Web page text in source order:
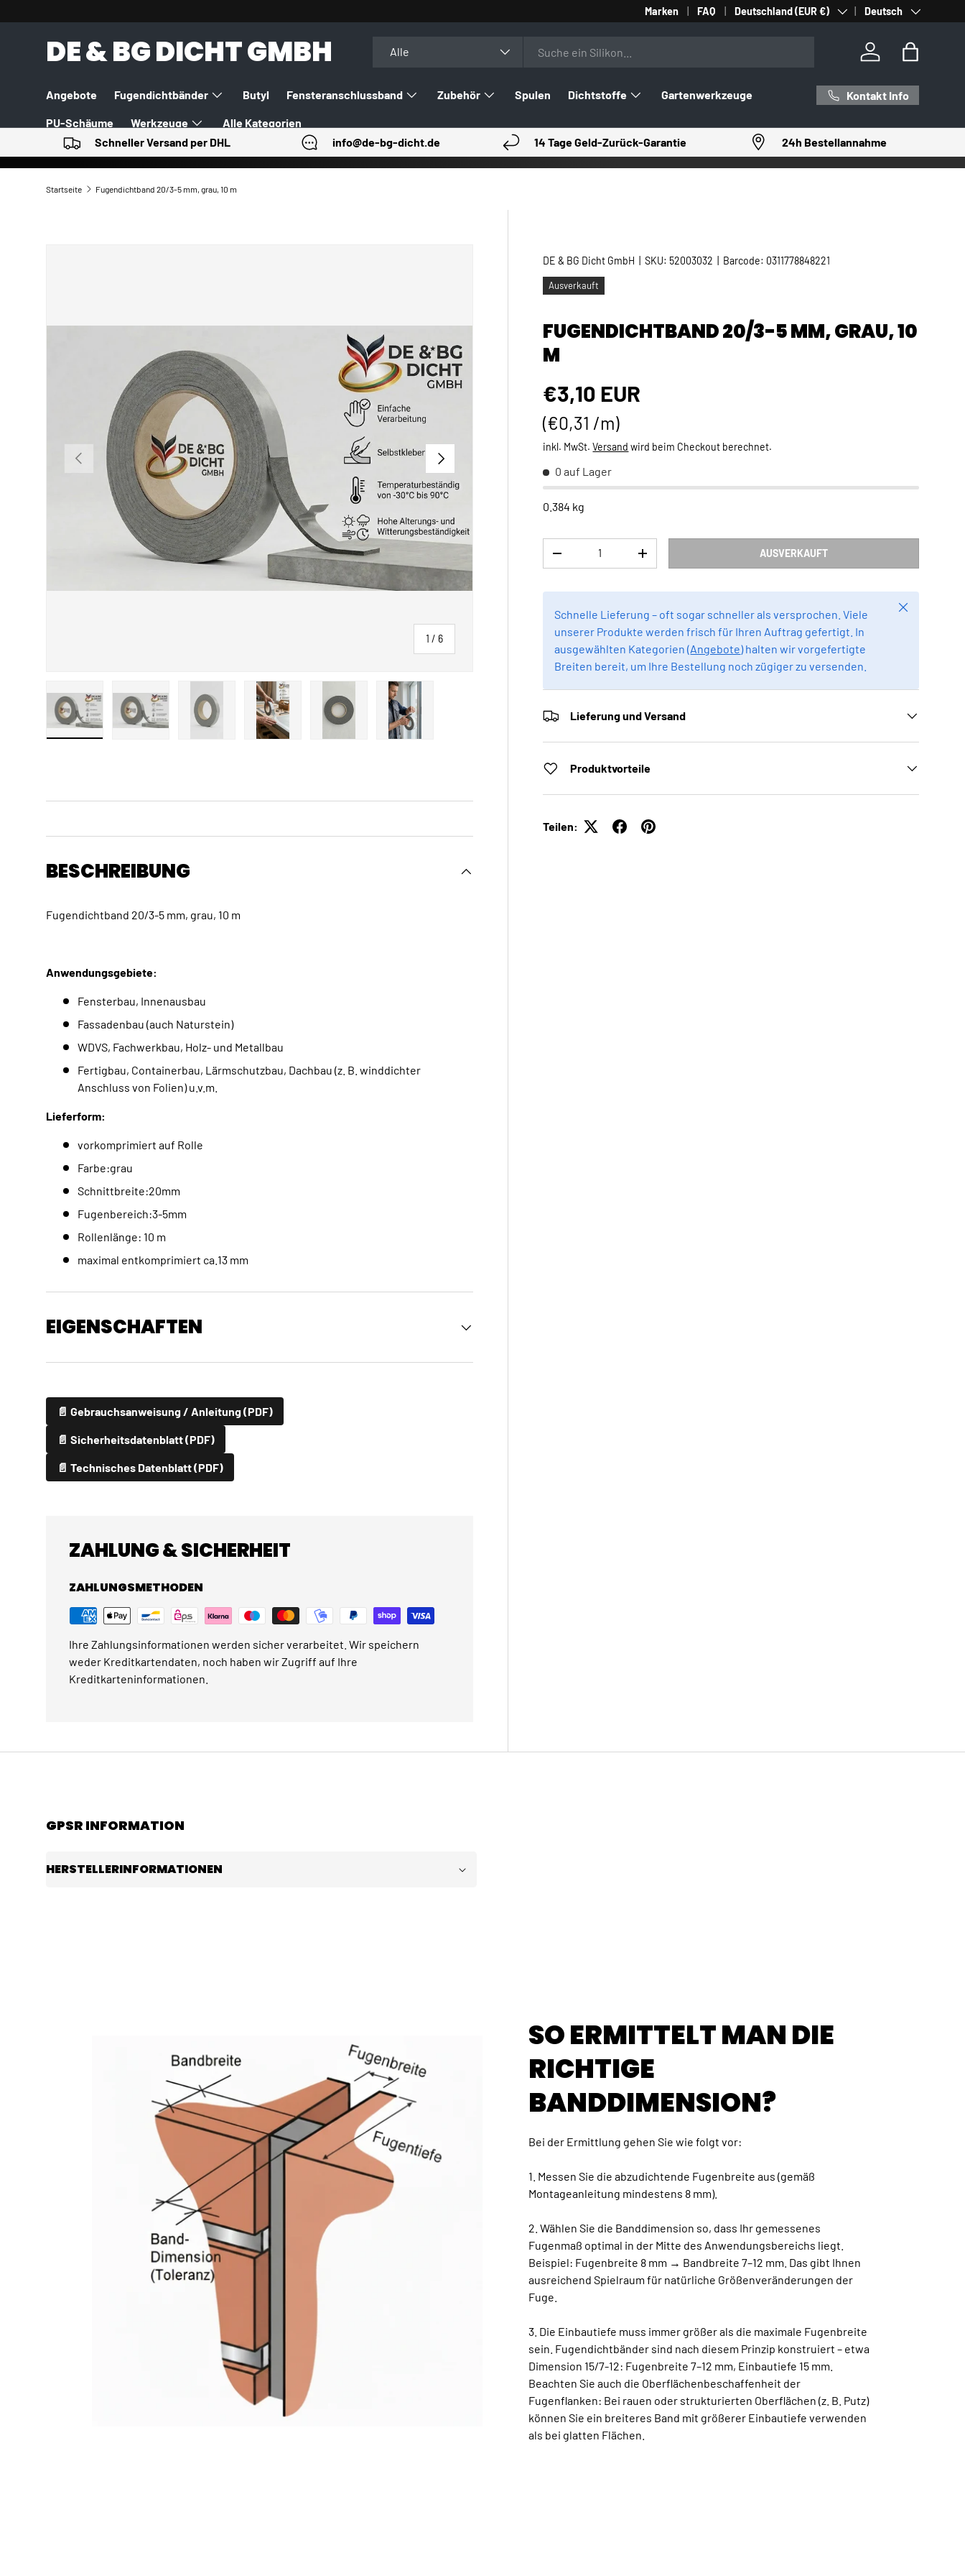
DIREKT ZUM INHALT
Marken FAQ Land/Region
Deutschland (EUR €) SpracheDeutsch
DE & BG DICHT GMBH Alle
Einloggen
Angebote Fugendichtbänder Butyl Fensteranschlussband Zubehör Spulen Dichtstoffe Gartenwerkzeuge
PU-Schäume Werkzeuge Alle Kategorien
Kontakt Info
Schneller Versand per DHL info@de-bg-dicht.de 14 Tage Geld-Zurück-Garantie 24h Bestellannahme
Startseite Fugendichtband 20/3-5 mm, grau, 10 m
VORHERIGE
1 / von
6
NÄCHSTE
Bild 6 in Galerieansicht laden
DE & BG Dicht GmbH |SKU: 52003032 Barcode: 0311778848221
Ausverkauft
FUGENDICHTBAND 20/3-5 MM, GRAU, 10
M
Normaler Preis
€3,10 EUR
Grundpreis
€0,31 /m
inkl. MwSt.Versand wird beim Checkout berechnet.
0 auf Lager
0.384 kg
MENGE VERRINGERNMENGE ERHÖHEN AUSVERKAUFT
Schnelle Lieferung – oft sogar schneller als versprochen. Viele
unserer Produkte werden frisch für Ihren Auftrag gefertigt. In
ausgewählten Kategorien (Angebote) halten wir vorgefertigte
Breiten bereit, um Ihre Bestellung noch zügiger zu versenden.
Schließen
Lieferung und Versand
Produktvorteile
Teilen:
BESCHREIBUNG
Fugendichtband 20/3-5 mm, grau, 10 m
Anwendungsgebiete:
Fensterbau, Innenausbau
Fassadenbau (auch Naturstein)
WDVS, Fachwerkbau, Holz- und Metallbau
Fertigbau, Containerbau, Lärmschutzbau, Dachbau (z. B. winddichter
Anschluss von Folien) u.v.m.
Lieferform:
vorkomprimiert auf Rolle
Farbe:grau
Schnittbreite:20mm
Fugenbereich:3-5mm
Rollenlänge: 10 m
maximal entkomprimiert ca.13 mm
EIGENSCHAFTEN
📄 Gebrauchsanweisung / Anleitung (PDF)
📄 Sicherheitsdatenblatt (PDF)
📄 Technisches Datenblatt (PDF)
ZAHLUNG & SICHERHEIT
ZAHLUNGSMETHODEN
Ihre Zahlungsinformationen werden sicher verarbeitet. Wir speichern
weder Kreditkartendaten, noch haben wir Zugriff auf Ihre
Kreditkarteninformationen.
GPSR INFORMATION
HERSTELLERINFORMATIONEN
SO ERMITTELT MAN DIE
RICHTIGE
BANDDIMENSION?
Bei der Ermittlung gehen Sie wie folgt vor:
1. Messen Sie die abzudichtende Fugenbreite aus (gemäß
Montageanleitung mindestens 8 mm).
2. Wählen Sie die Banddimension so, dass Ihr gemessenes
Fugenmaß optimal in der Mitte des Anwendungsbereichs liegt.
Beispiel: Fugenbreite 8 mm → Bandbreite 7–12 mm. Das gibt Ihnen
ausreichend Spielraum für natürliche Größenveränderungen der
Fuge.
3. Die Einbautiefe muss immer größer als die maximale Fugenbreite
sein. Fugendichtbänder sind nach diesem Prinzip konstruiert – etwa
Dimension 15/7-12: Fugenbreite 7–12 mm, Einbautiefe 15 mm.
Beachten Sie auch die Oberflächenbeschaffenheit der
Fugenflanken: Bei rauen oder strukturierten Oberflächen (z. B. Putz)
können Sie ein breiteres Band mit größerer Einbautiefe verwenden
als bei glatten Flächen.